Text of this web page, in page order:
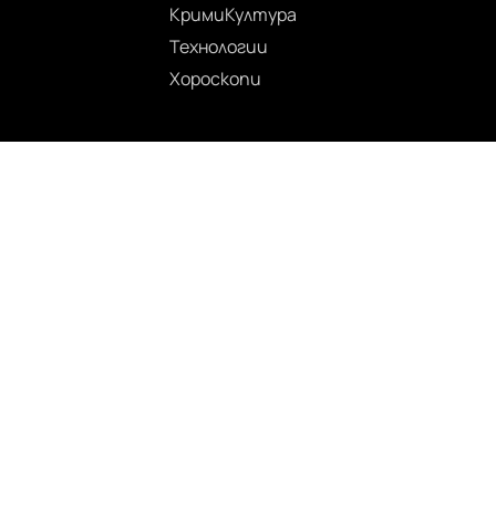
КримиКултура
Технологии
Хороскопи